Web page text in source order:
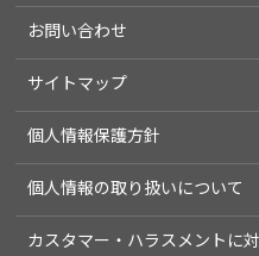
お問い合わせ
サイトマップ
個人情報保護方針
個人情報の取り扱いについて
カスタマー・ハラスメントに